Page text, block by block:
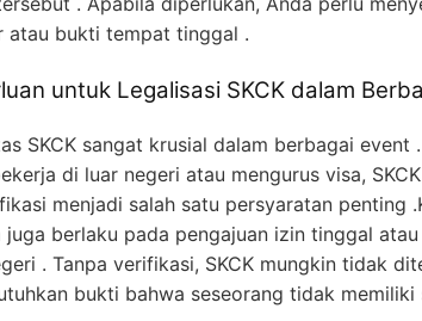
atau bukti tempat tinggal .
untuk Legalisasi SKCK dalam
SKCK sangat krusial dalam berbagai event
di luar negeri atau mengurus visa,
menjadi salah satu persyaratan penting
juga berlaku pada pengajuan izin tinggal
. Tanpa verifikasi, SKCK mungkin tidak
bukti bahwa seseorang tidak memiliki